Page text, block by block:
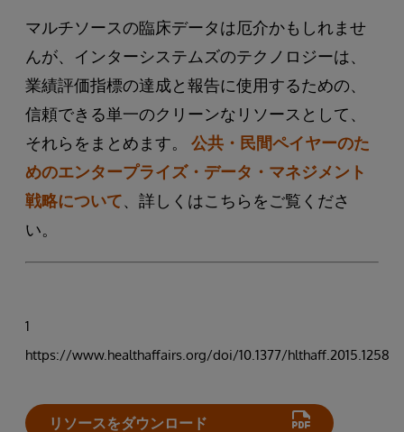
マルチソースの臨床データは厄介かもしれませ
んが、インターシステムズのテクノロジーは、
業績評価指標の達成と報告に使用するための、
信頼できる単一のクリーンなリソースとして、
それらをまとめます。 公共・民間ペイヤーのた
めのエンタープライズ・データ・マネジメント
戦略について、詳しくはこちらをご覧くださ
い。
1
https://www.healthaffairs.org/doi/10.1377/hlthaff.2015.1258
リソースをダウンロード